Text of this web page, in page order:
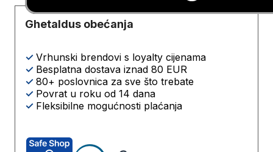
Ghetaldus obećanja
✓ Vrhunski brendovi s loyalty cijenama
✓ Besplatna dostava iznad 80 EUR
✓ 80+ poslovnica za sve što trebate
✓ Povrat u roku od 14 dana
✓ Fleksibilne mogućnosti plaćanja